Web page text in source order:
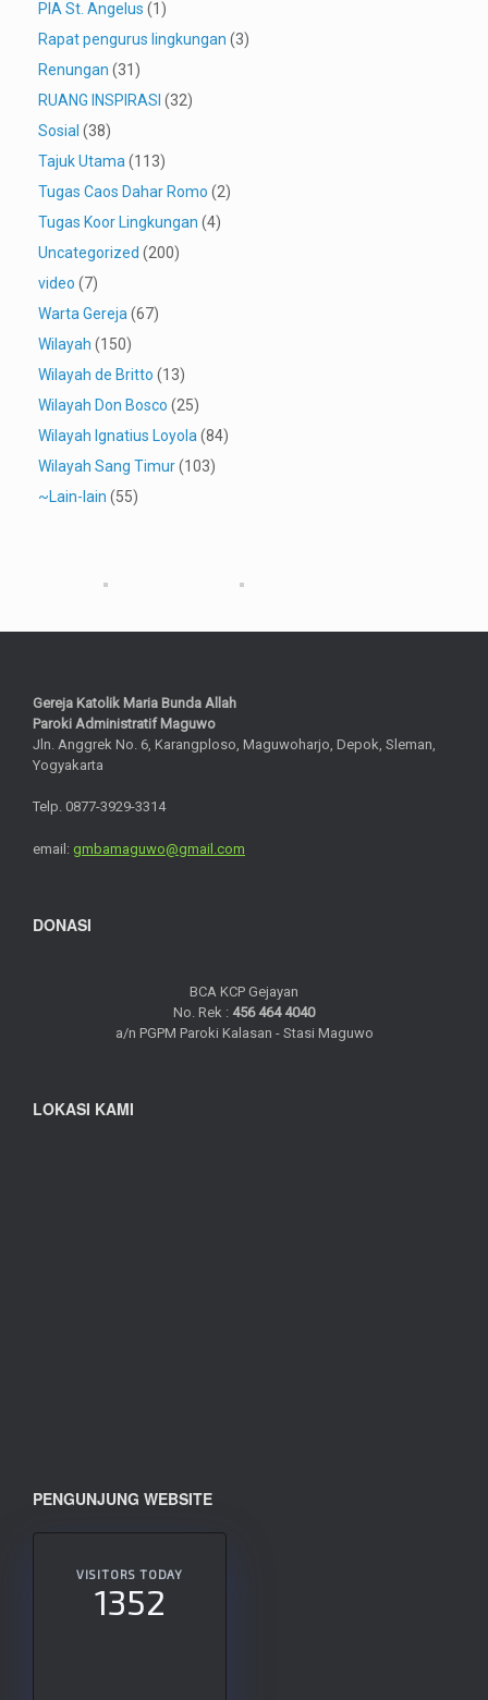
PIA St. Angelus (1)
Rapat pengurus lingkungan (3)
Renungan (31)
RUANG INSPIRASI (32)
Sosial (38)
Tajuk Utama (113)
Tugas Caos Dahar Romo (2)
Tugas Koor Lingkungan (4)
Uncategorized (200)
video (7)
Warta Gereja (67)
Wilayah (150)
Wilayah de Britto (13)
Wilayah Don Bosco (25)
Wilayah Ignatius Loyola (84)
Wilayah Sang Timur(103)
~Lain-lain (55)
Gereja Katolik Maria Bunda Allah
Paroki Administratif Maguwo
Jln. Anggrek No. 6, Karangploso, Maguwoharjo, Depok, Sleman,
Yogyakarta
Telp. 0877-3929-3314
email: gmbamaguwo@gmail.com
DONASI
BCA KCP Gejayan
No. Rek : 456 464 4040
a/n PGPM Paroki Kalasan - Stasi Maguwo
LOKASI KAMI
PENGUNJUNG WEBSITE
VISITORS TODAY
1352